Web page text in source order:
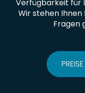
Verfügbarkeit für
Wir stehen
Fragen